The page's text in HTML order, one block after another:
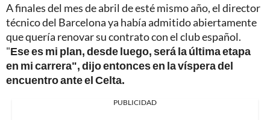
A finales del mes de abril de esté mismo año, el director
técnico del Barcelona ya había admitido abiertamente
que quería renovar su contrato con el club español.
"Ese es mi plan, desde luego, será la última etapa
en mi carrera", dijo entonces en la víspera del
encuentro ante el Celta.
PUBLICIDAD